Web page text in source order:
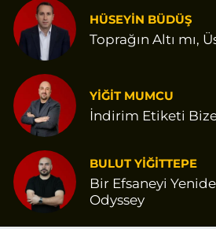
HÜSEYİN BÜDÜŞ
Toprağın Altı mı,
YİĞİT MUMCU
İndirim Etiketi Bize
BULUT YİĞİTTEPE
Bir Efsaneyi
Odyssey